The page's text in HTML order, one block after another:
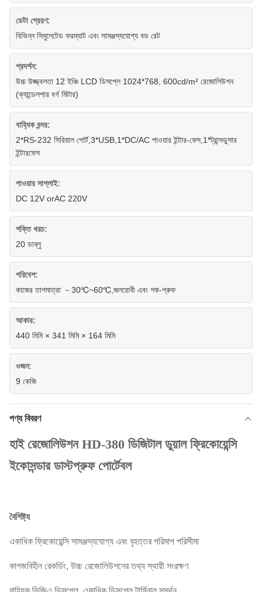
ডেটা প্রেরণ:
বিভিন্ন সিমুলেটেড ফরম্যাট এবং সামঞ্জস্যযোগ্য বড রেট
প্রদর্শন:
উচ্চ উজ্জ্বলতা 12 ইঞ্চি LCD ডিসপ্লে 1024*768, 600cd/m² রেজোলিউশন
(ক্যান্ডেলপার বর্গ মিটার)
বাহ্যিক বন্দর:
2*RS-232 সিরিয়াল পোর্ট,3*USB,1*DC/AC পাওয়ার ইন্টার-ফেস,1*ট্রান্সডুসার
ইন্টারফেস
পাওয়ার সাপ্লাই:
DC 12V orAC 220V
শক্তি খরচ:
20 ডাব্লু
পরিবেশ:
কাজের তাপমাত্রা －30℃~60℃,জলরোধী এবং শক-প্রুফ
আকার:
440 মিমি × 341 মিমি × 164 মিমি
ওজন:
9 কেজি
পণ্য বিবরণ
হাই রেজোলিউশন HD-380 ডিজিটাল ডুয়াল ফ্রিকোয়েন্সি
ইকোসন্ডার ডাস্টপ্রুফ পোর্টেবল
বৈশিষ্ট্য
একাধিক ফ্রিকোয়েন্সি সামঞ্জস্যযোগ্য এবং বৃহত্তর পরিমাপ পরিসীমা
কাগজবিহীন রেকর্ডিং, উচ্চ রেজোলিউশনের তথ্য স্থায়ী সংরক্ষণ